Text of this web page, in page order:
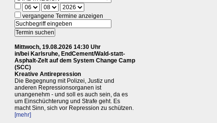
vergangene Termine anzeigen
Mittwoch, 19.08.2026 14:30 Uhr
in/bei Karlsruhe, EndCement/Wald-statt-
Asphalt-Zelt auf dem System Change Camp
(SCC)
Kreative Antirepression
Die Begegnung mit Polizei, Justiz und
anderen Repressionsorganen ist
unangenehm - und soll es auch sein, da es
um Einschüchterung und Strafe geht. Es
macht Sinn, sich vor Repression zu schützen.
[mehr]